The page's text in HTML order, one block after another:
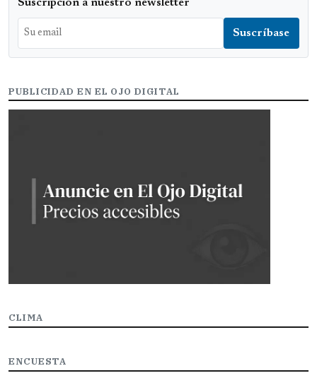
Suscripción a nuestro newsletter
PUBLICIDAD EN EL OJO DIGITAL
CLIMA
ENCUESTA